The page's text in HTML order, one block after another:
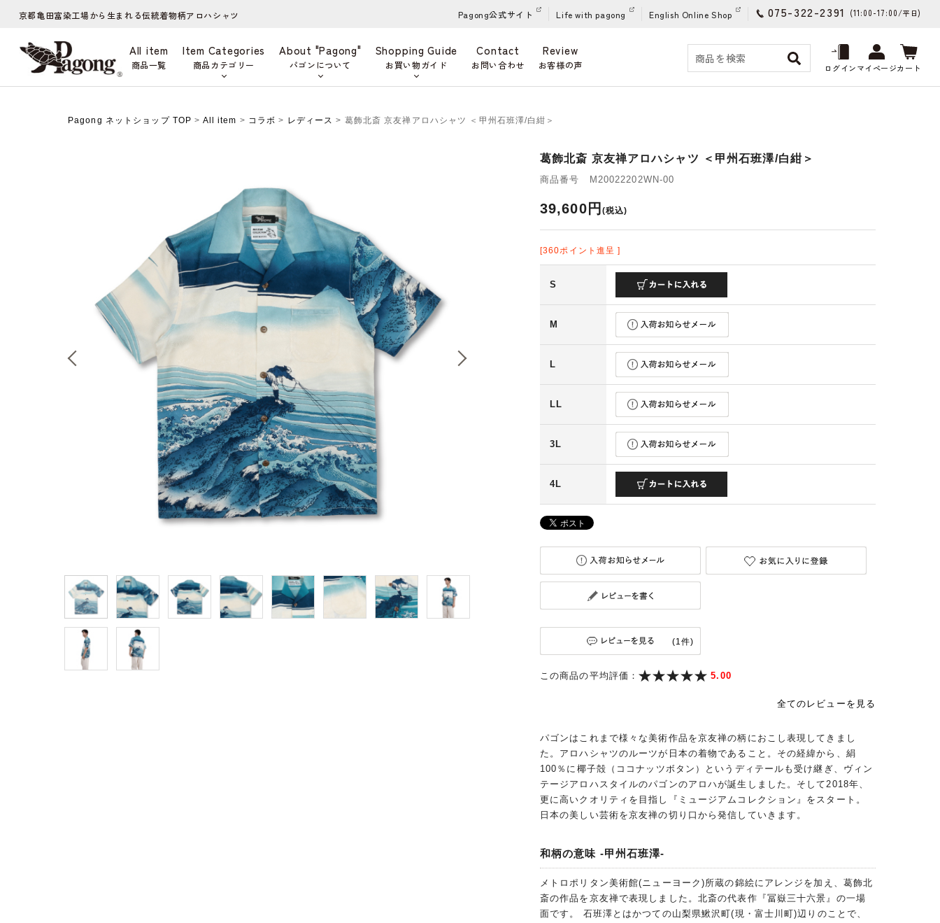
京都亀田富染工場から生まれる伝統着物柄アロハシャツ Pagong公式サイト Life with pagong English Online Shop 075-322-2391 (11:00-17:00/平日)
All item
商品一覧
Item Categories
商品カテゴリー
About "Pagong"
パゴンについて
Shopping Guide
お買い物ガイド
Contact
お問い合わせ
Review
お客様の声 ログインマイページカート
Pagong ネットショップ TOP > All item > コラボ > レディース > 葛飾北斎 京友禅アロハシャツ ＜甲州石班澤/白紺＞
葛飾北斎 京友禅アロハシャツ ＜甲州石班澤/白紺＞
商品番号 M20022202WN-00
39,600円 (税込)
[360ポイント進呈 ]
S
M
L
LL
3L
4L
(1件)
この商品の平均評価： 5.00
全てのレビューを見る
パゴンはこれまで様々な美術作品を京友禅の柄におこし表現してきまし
た。アロハシャツのルーツが日本の着物であること。その経緯から、絹
100％に椰子殻（ココナッツボタン）というディテールも受け継ぎ、ヴィン
テージアロハスタイルのパゴンのアロハが誕生しました。そして2018年、
更に高いクオリティを目指し『ミュージアムコレクション』をスタート。
日本の美しい芸術を京友禅の切り口から発信していきます。
和柄の意味 -甲州石班澤-
メトロポリタン美術館(ニューヨーク)所蔵の錦絵にアレンジを加え、葛飾北
斎の作品を京友禅で表現しました。北斎の代表作『冨嶽三十六景』の一場
面です。 石班澤とはかつての山梨県鰍沢町(現・富士川町)辺りのことで、